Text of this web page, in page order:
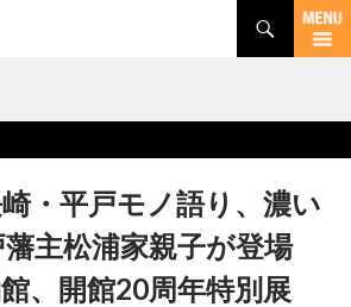
・平戸モノ語り、濃い
主松浦家親子が登場
、開館20周年特別展